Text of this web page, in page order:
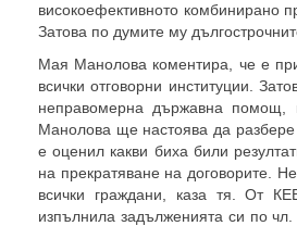
високоефективното комбинирано
Затова по думите му
Мая Манолова коментира, че е
всички отговорни институции.
неправомерна държавна помощ,
Манолова ще настоява да
е оценил какви биха били
на прекратяване на договорите.
всички граждани, каза тя. От
изпълнила задълженията си по